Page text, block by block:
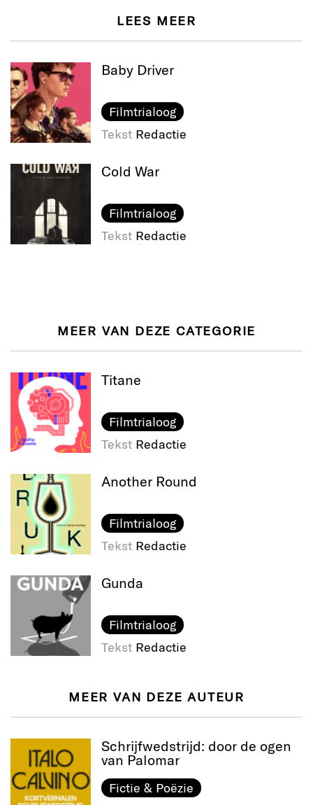
LEES MEER
Baby Driver
Filmtrialoog
Tekst Redactie
Cold War
Filmtrialoog
Tekst Redactie
MEER VAN DEZE CATEGORIE
Titane
Filmtrialoog
Tekst Redactie
Another Round
Filmtrialoog
Tekst Redactie
Gunda
Filmtrialoog
Tekst Redactie
MEER VAN DEZE AUTEUR
Schrijfwedstrijd: door de ogen
van Palomar
Fictie & Poëzie